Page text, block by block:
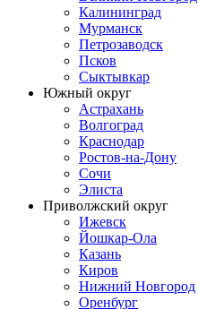
Калининград
Мурманск
Петрозаводск
Псков
Сыктывкар
Южный округ
Астрахань
Волгоград
Краснодар
Ростов-на-Дону
Сочи
Элиста
Приволжский округ
Ижевск
Йошкар-Ола
Казань
Киров
Нижний Новгород
Оренбург